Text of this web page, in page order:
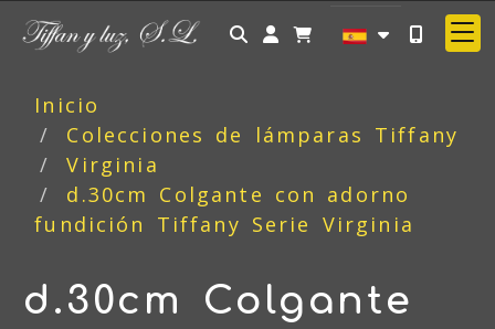
Identifícate
Inicio
Colecciones de lámparas Tiffany
Virginia
d.30cm Colgante con adorno
fundición Tiffany Serie Virginia
d.30cm Colgante